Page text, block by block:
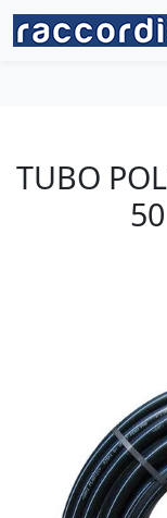
TUBO